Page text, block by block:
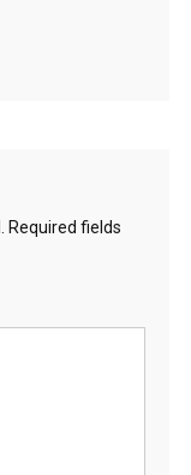
Required fields